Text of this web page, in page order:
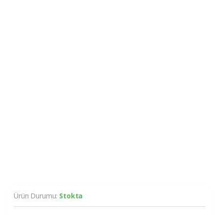
Ürün Durumu: Stokta